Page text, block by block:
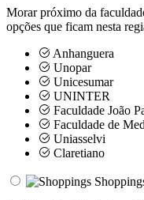
Morar próximo da
opções que ficam nesta
Anhanguera
Unopar
Unicesumar
UNINTER
Faculdade João
Faculdade de
Uniasselvi
Claretiano